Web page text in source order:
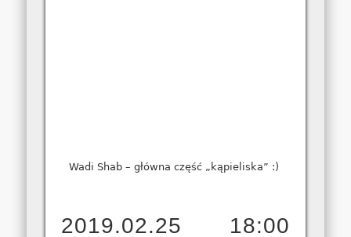
Wadi Shab – główna część „kąpieliska” :)
2019.02.25 18:00